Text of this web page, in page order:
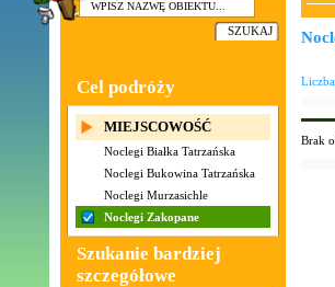
Cel podróży
MIEJSCOWOŚĆ
Noclegi Białka Tatrzańska
Noclegi Bukowina Tatrzańska
Noclegi Murzasichle
Noclegi Zakopane
Szukanie bardziej
szczegółowe
Brak